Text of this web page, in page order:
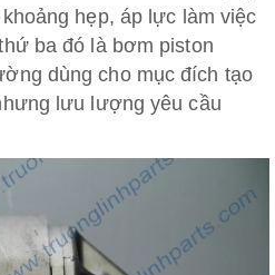
hẹp, áp lực làm việc
ba đó là bơm piston
dùng cho mục đích tạo
lưu lượng yêu cầu